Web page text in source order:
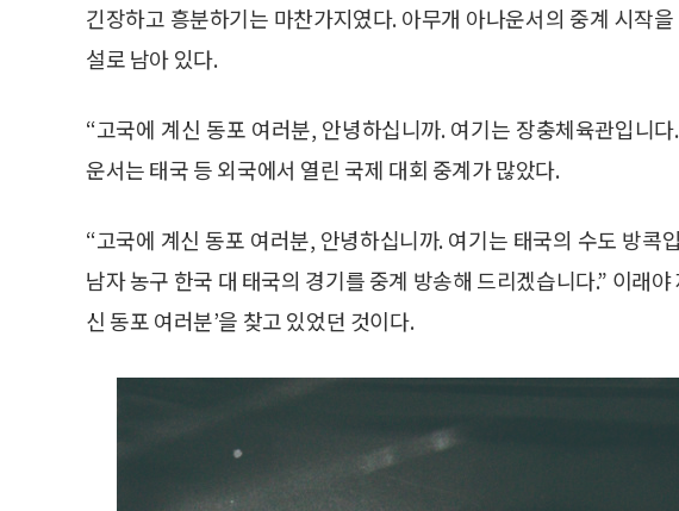
긴장하고 흥분하기는 마찬가지였다. 아무개 아나운서의 중계 시작
설로 남아 있다.
“고국에 계신 동포 여러분, 안녕하십니까. 여기는 장충체육관입니
운서는 태국 등 외국에서 열린 국제 대회 중계가 많았다.
“고국에 계신 동포 여러분, 안녕하십니까. 여기는 태국의 수도 방콕
남자 농구 한국 대 태국의 경기를 중계 방송해 드리겠습니다.” 이래
신 동포 여러분’을 찾고 있었던 것이다.